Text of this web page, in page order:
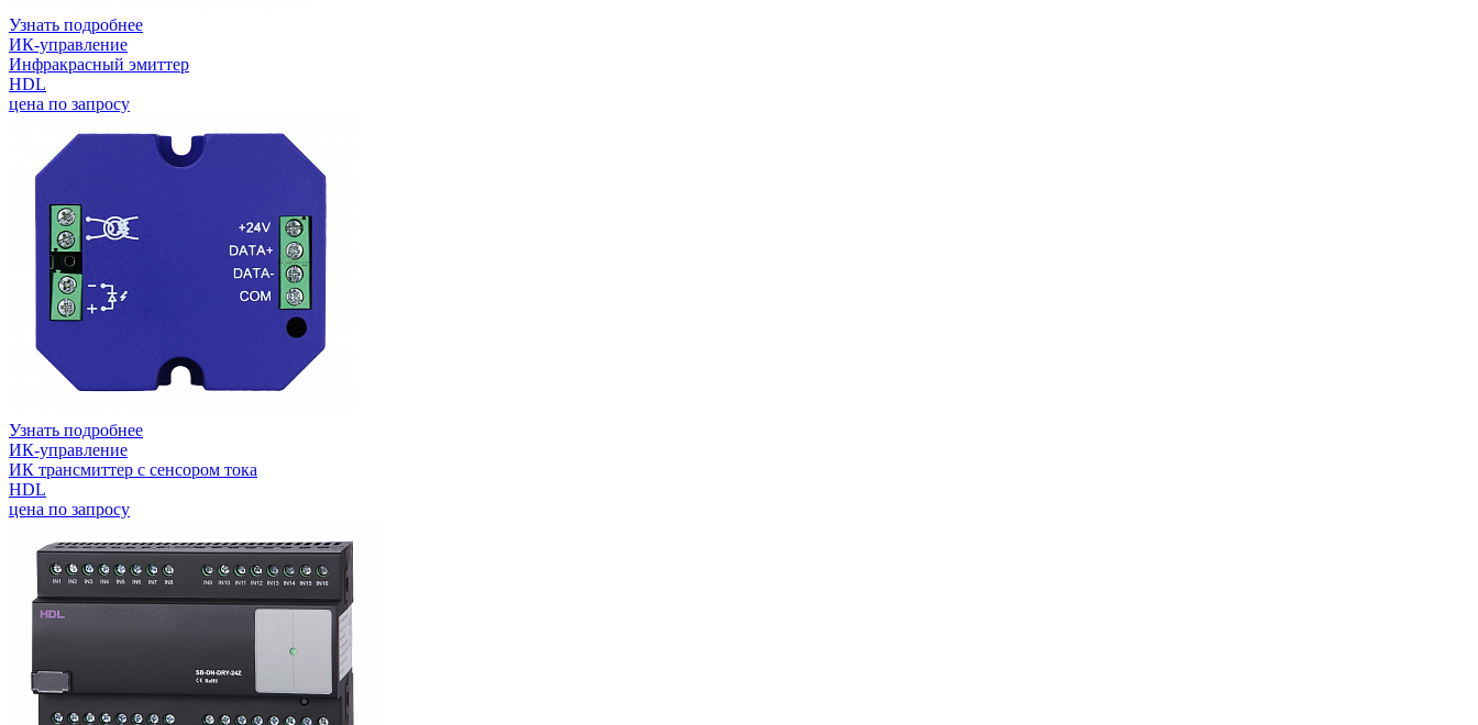
Узнать подробнее
ИК-управление
Инфракрасный эмиттер
HDL
цена по запросу
Узнать подробнее
ИК-управление
ИК трансмиттер с сенсором тока
HDL
цена по запросу